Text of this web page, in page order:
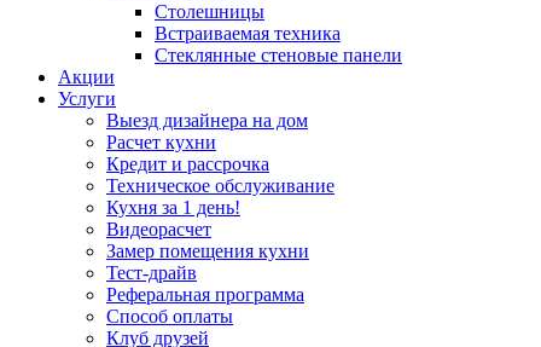
Столешницы
Встраиваемая техника
Стеклянные стеновые панели
Акции
Услуги
Выезд дизайнера на дом
Расчет кухни
Кредит и рассрочка
Техническое обслуживание
Кухня за 1 день!
Видеорасчет
Замер помещения кухни
Тест-драйв
Реферальная программа
Способ оплаты
Клуб друзей